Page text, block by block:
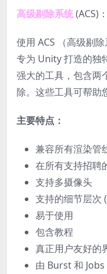
高级剔除系统(ACS)
使用 ACS （高级剔
专为 Unity 打造的独
强大的工具，包含两
除。这些工具可帮助
主要特点：
兼容所有渲染管
在所有支持招聘
支持多摄像头
支持的细节层次
易于使用
包含教程
真正用户友好的
由 Burst 和